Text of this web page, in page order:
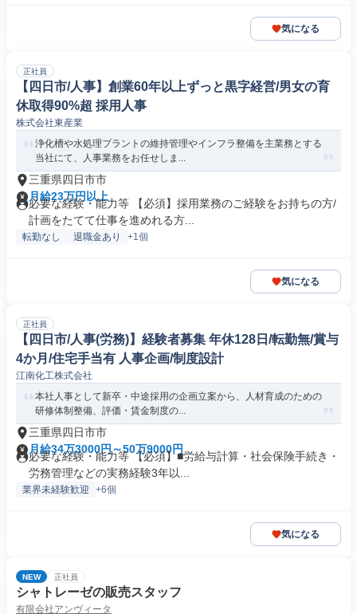
気になる
正社員
【四日市/人事】創業60年以上ずっと黒字経営/男女の育
休取得90%超 採用人事
株式会社東産業
浄化槽や水処理プラントの維持管理やインフラ整備を主業務とする
当社にて、人事業務をお任せしま...
三重県四日市市
月給23万円以上
必要な経験・能力等 【必須】採用業務のご経験をお持ちの方/
計画をたてて仕事を進めれる方...
転勤なし 退職金あり +1個
気になる
正社員
【四日市/人事(労務)】経験者募集 年休128日/転勤無/賞与
4か月/住宅手当有 人事企画/制度設計
江南化工株式会社
本社人事として新卒・中途採用の企画立案から、人材育成のための
研修体制整備、評価・賃金制度の...
三重県四日市市
月給34万3000円～50万9000円
必要な経験・能力等 【必須】■労給与計算・社会保険手続き・
労務管理などの実務経験3年以...
業界未経験歓迎 +6個
気になる
NEW 正社員
シャトレーゼの販売スタッフ
有限会社アンヴィータ